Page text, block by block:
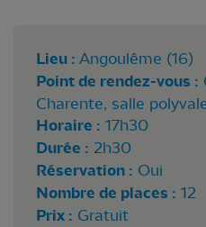
Lieu : Angoulême (16)
Point de rendez-vous :
Charente, salle
Horaire : 17h30
Durée : 2h30
Réservation : Oui
Nombre de places : 12
Prix : Gratuit